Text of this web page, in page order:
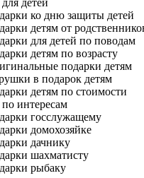
детей
ко дню защиты детей
детям от
для детей по поводам
детям по возрасту
подарки детям
в подарок детям
детям по стоимости
интересам
госслужащему
домохозяйке
дачнику
шахматисту
рыбаку